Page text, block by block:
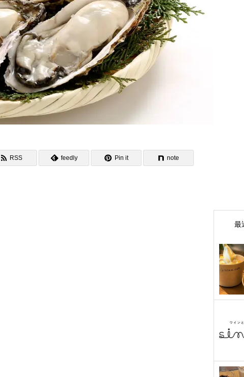
RSS feedly Pin it note
最